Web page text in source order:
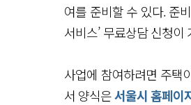
여를 준비할 수 있다. 준
서비스’ 무료상담 신청이
사업에 참여하려면 주택
서 양식은서울시 홈페이